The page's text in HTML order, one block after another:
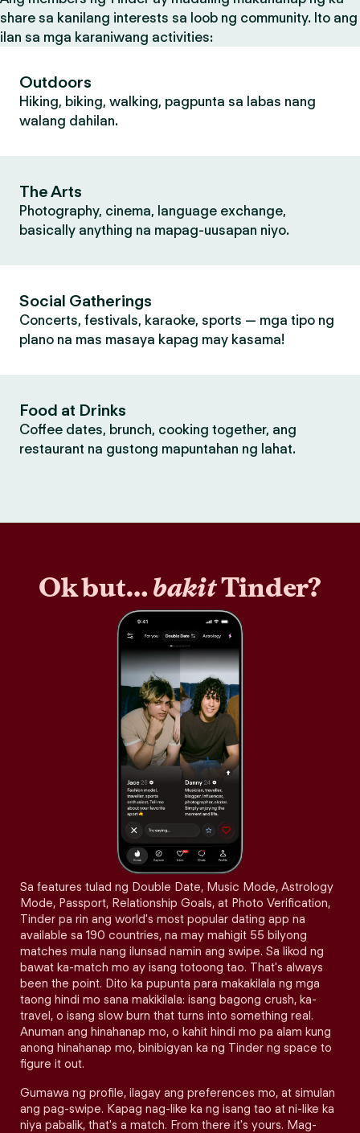
share sa kanilang interests sa loob ng community. Ito ang
ilan sa mga karaniwang activities:
Outdoors
Hiking, biking, walking, pagpunta sa labas nang
walang dahilan.
The Arts
Photography, cinema, language exchange,
basically anything na mapag-uusapan niyo.
Social Gatherings
Concerts, festivals, karaoke, sports — mga tipo ng
plano na mas masaya kapag may kasama!
Food at Drinks
Coffee dates, brunch, cooking together, ang
restaurant na gustong mapuntahan ng lahat.
Ok but…bakitTinder?
Sa features tulad ng Double Date, Music Mode, Astrology
Mode, Passport, Relationship Goals, at Photo Verification,
Tinder pa rin ang world's most popular dating app na
available sa 190 countries, na may mahigit 55 bilyong
matches mula nang ilunsad namin ang swipe. Sa likod ng
bawat ka-match mo ay isang totoong tao. That's always
been the point. Dito ka pupunta para makakilala ng mga
taong hindi mo sana makikilala: isang bagong crush, ka-
travel, o isang slow burn that turns into something real.
Anuman ang hinahanap mo, o kahit hindi mo pa alam kung
anong hinahanap mo, binibigyan ka ng Tinder ng space to
figure it out.
Gumawa ng profile, ilagay ang preferences mo, at simulan
ang pag-swipe. Kapag nag-like ka ng isang tao at ni-like ka
niya pabalik, that's a match. From there it's yours. Mag-